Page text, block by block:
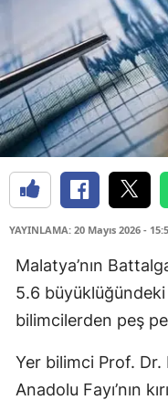
YAYINLAMA: 20 Mayıs 2026 -
Malatya’nın
5.6
bilimcilerden peş
Yer bilimci Prof.
Anadolu Fayı’nın